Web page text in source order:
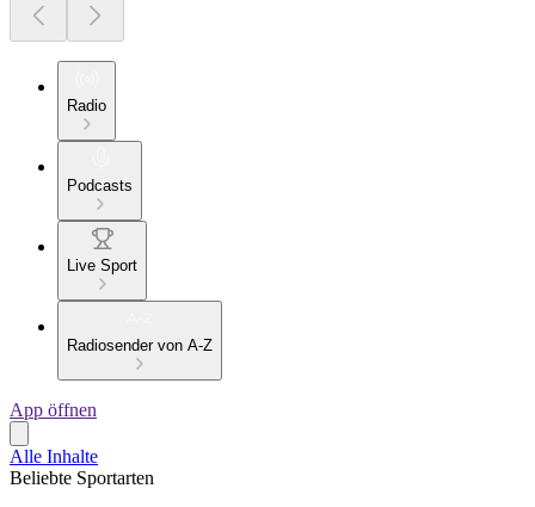
Radio
Podcasts
Live Sport
Radiosender von A-Z
App öffnen
Alle Inhalte
Beliebte Sportarten